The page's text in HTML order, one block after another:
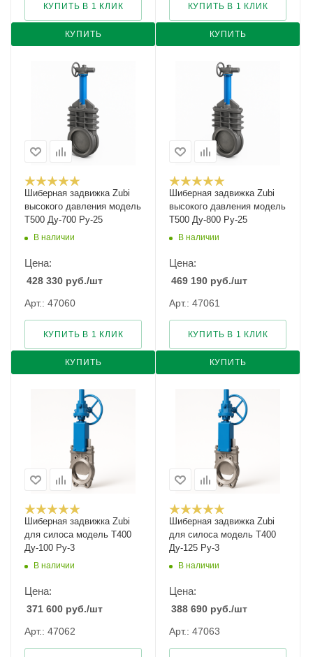
КУПИТЬ
КУПИТЬ В 1 КЛИК
КУПИТЬ
КУПИТЬ В 1 КЛИК
Шиберная задвижка Zubi
высокого давления модель
Т500 Ду-700 Ру-25
В наличии
Цена:
428 330 руб./шт
Арт.: 47060
КУПИТЬ
КУПИТЬ В 1 КЛИК
Шиберная задвижка Zubi
высокого давления модель
Т500 Ду-800 Ру-25
В наличии
Цена:
469 190 руб./шт
Арт.: 47061
КУПИТЬ
КУПИТЬ В 1 КЛИК
Шиберная задвижка Zubi
для силоса модель Т400
Ду-100 Ру-3
В наличии
Цена:
371 600 руб./шт
Арт.: 47062
Шиберная задвижка Zubi
для силоса модель Т400
Ду-125 Ру-3
В наличии
Цена:
388 690 руб./шт
Арт.: 47063